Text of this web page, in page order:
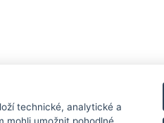
technické, analytické a